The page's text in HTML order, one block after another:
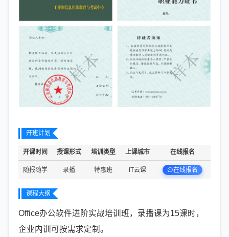
开班计划
开课时间 授课形式 培训类型 上课城市 在线报名
随报随学 录播 特惠班 IT云课 在线报名
课程大纲
Office办公软件进阶实战培训班，录播课为15课时，
企业内训可按需求定制。